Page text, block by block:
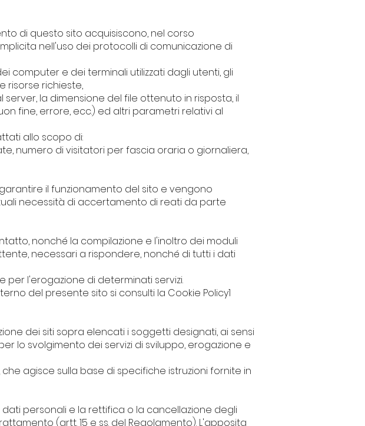
di questo sito acquisiscono, nel corso
nell'uso dei protocolli di comunicazione di
computer e dei terminali utilizzati dagli utenti, gli
risorse richieste,
la dimensione del file ottenuto in risposta, il
fine, errore, ecc.) ed altri parametri relativi al
allo scopo di:
numero di visitatori per fascia oraria o giornaliera,
il funzionamento del sito e vengono
necessità di accertamento di reati da parte
nonché la compilazione e l'inoltro dei moduli
necessari a rispondere, nonché di tutti i dati
l'erogazione di determinati servizi.
del presente sito si consulti la Cookie Policy1
dei siti sopra elencati i soggetti designati, ai sensi
lo svolgimento dei servizi di sviluppo, erogazione e
agisce sulla base di specifiche istruzioni fornite in
personali e la rettifica o la cancellazione degli
(artt. 15 e ss. del Regolamento). L'apposita